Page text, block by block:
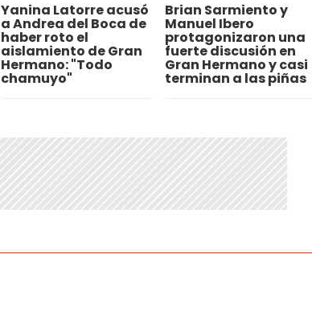
Yanina Latorre acusó
a Andrea del Boca de
haber roto el
aislamiento de Gran
Hermano: "Todo
chamuyo"
Brian Sarmiento y
Manuel Ibero
protagonizaron una
fuerte discusión en
Gran Hermano y casi
terminan a las piñas